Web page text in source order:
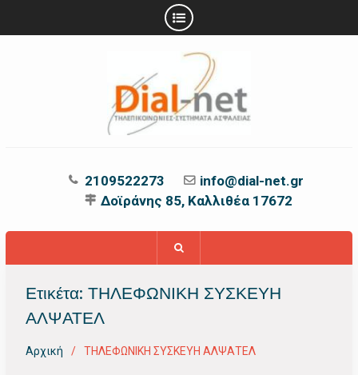
2109522273
info@dial-net.gr
Δοϊράνης 85, Καλλιθέα 17672
Ετικέτα: ΤΗΛΕΦΩΝΙΚΗ ΣΥΣΚΕΥΗ
ΑΛΨΑΤΕΛ
Αρχική ΤΗΛΕΦΩΝΙΚΗ ΣΥΣΚΕΥΗ ΑΛΨΑΤΕΛ